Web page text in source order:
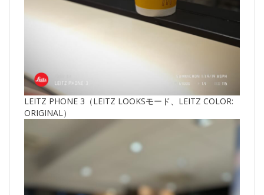
LEITZ PHONE 3（LEITZ LOOKSモード、LEITZ COLOR:
ORIGINAL）